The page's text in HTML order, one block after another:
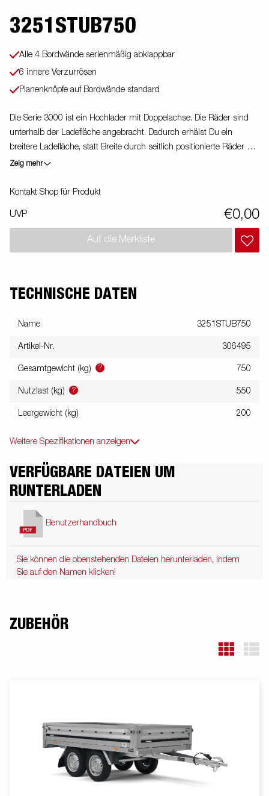
3251STUB750
Alle 4 Bordwände serienmäßig abklappbar
6 innere Verzurrösen
Planenknöpfe auf Bordwände standard
Die Serie 3000 ist ein Hochlader mit Doppelachse. Die Räder sind
unterhalb der Ladefläche angebracht. Dadurch erhälst Du ein
breitere Ladefläche, statt Breite durch seitlich positionierte Räder zu
verlieren. Du kannst bei diesem Anhänger alle 4 Bordwände
Webseite. Bilder dienen nur der Veranschaulichung. Abbildung
Zeig mehr
Kontakt Shop für Produkt
UVP €0,00
Auf die Merkliste
TECHNISCHE DATEN
Name 3251STUB750
Artikel-Nr. 306495
Gesamtgewicht (kg) ? 750
Nutzlast (kg) ? 550
Leergewicht (kg) 200
Weitere Spezifikationen anzeigen
VERFÜGBARE DATEIEN UM
RUNTERLADEN
Benutzerhandbuch
Sie können die obenstehenden Dateien herunterladen, indem
Sie auf den Namen klicken!
ZUBEHÖR